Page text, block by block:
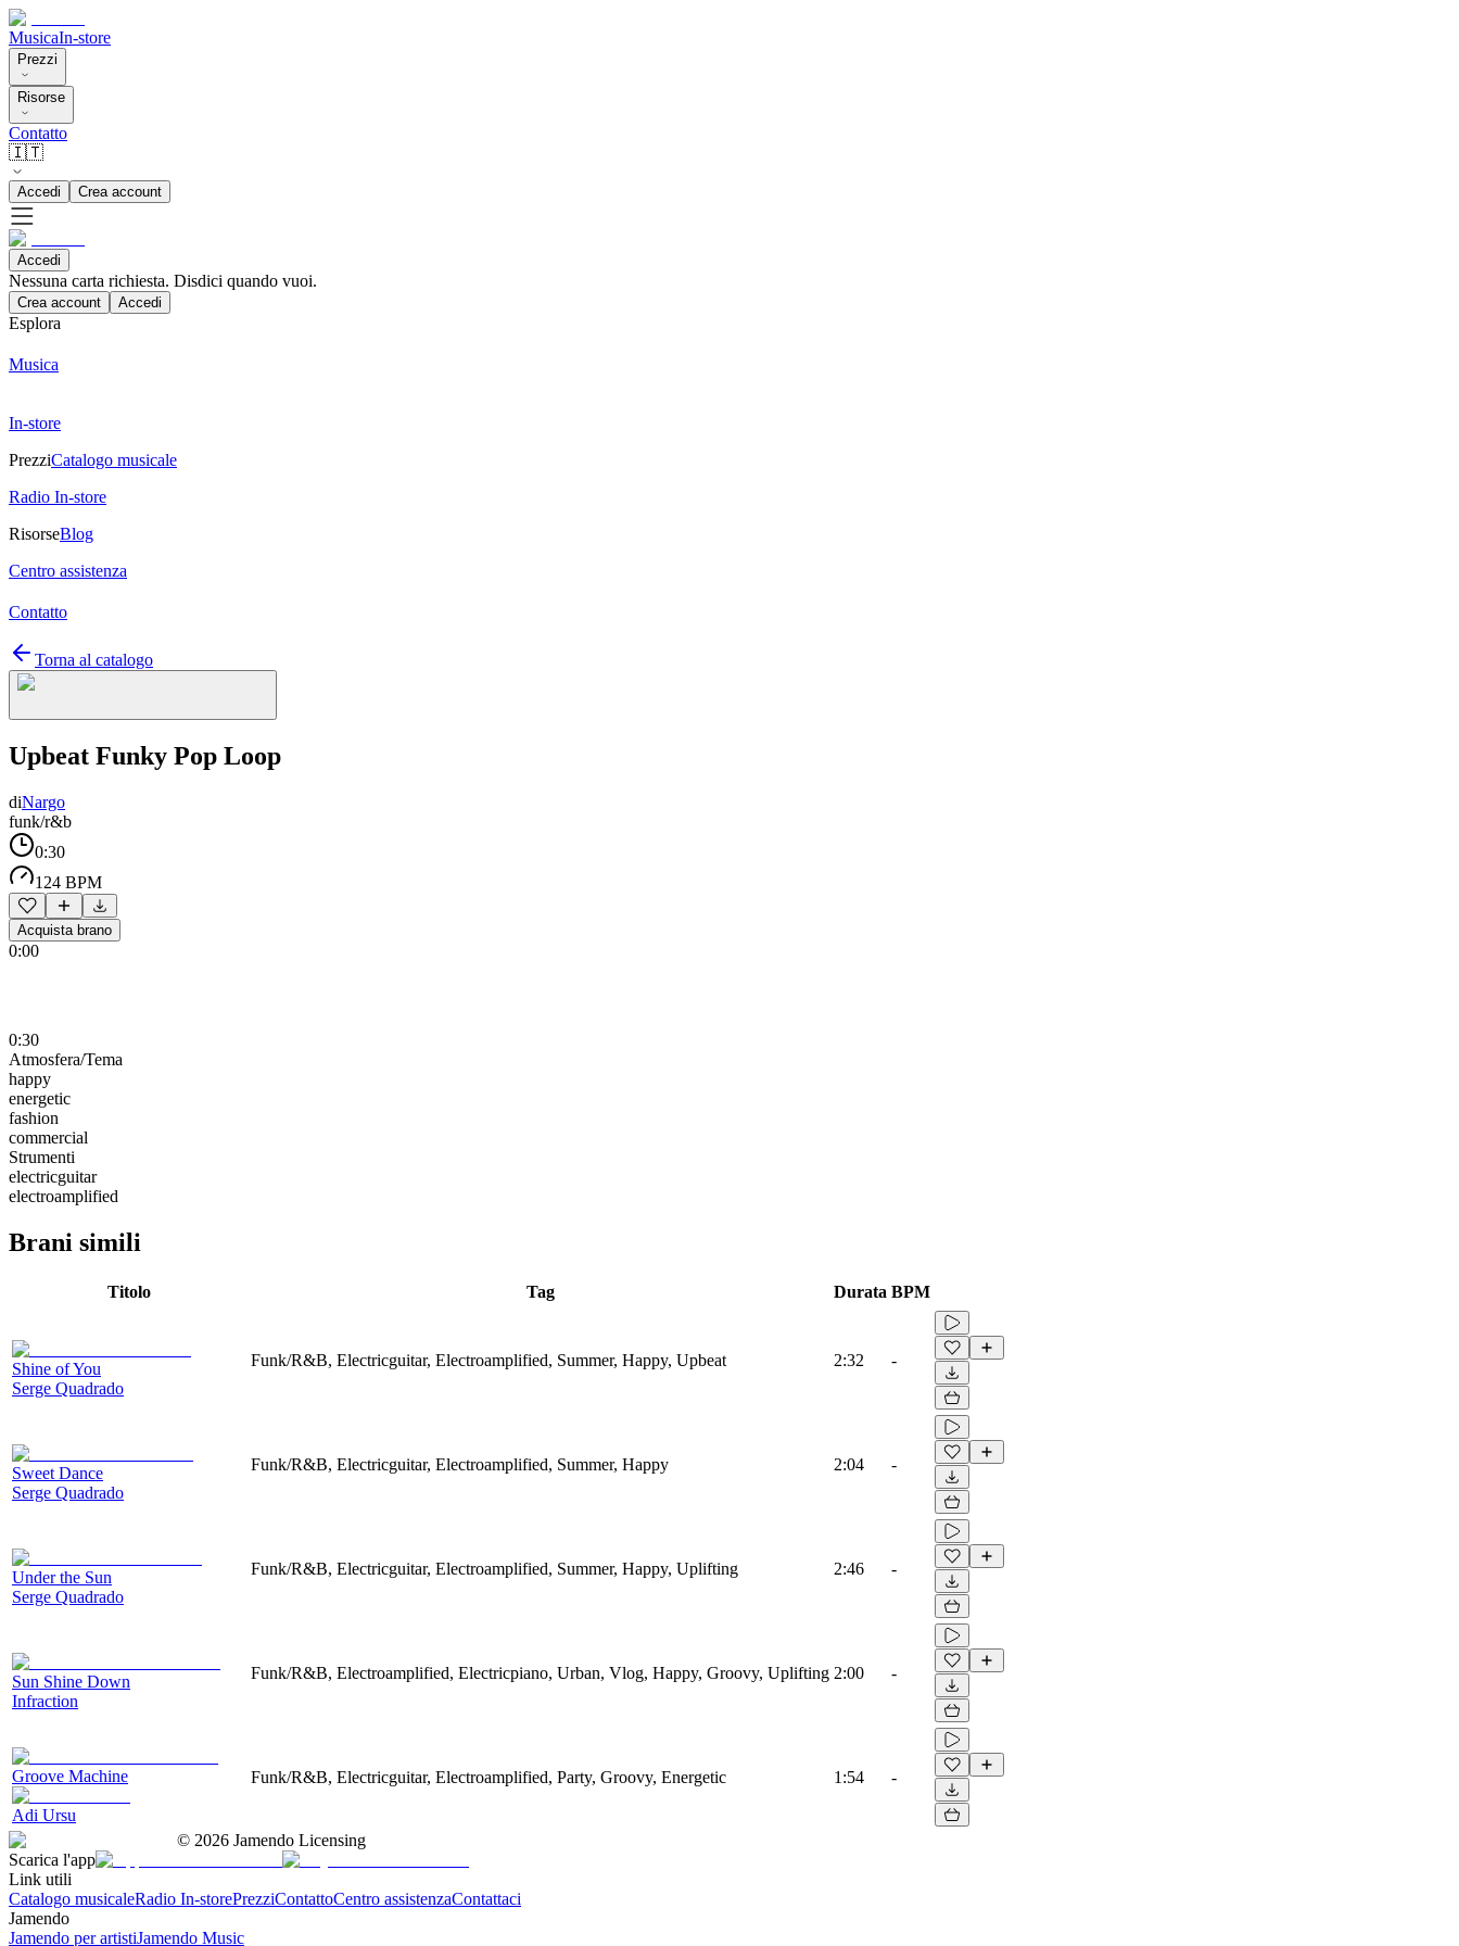
MusicaIn-store
Prezzi
Risorse
Contatto
🇮🇹
Accedi Crea account
Accedi
Nessuna carta richiesta. Disdici quando vuoi.
Crea account Accedi
Esplora
Musica
In-store
PrezziCatalogo musicale
Radio In-store
RisorseBlog
Centro assistenza
Contatto
Torna al catalogo
Upbeat Funky Pop Loop
diNargo
funk/r&b
0:30
124 BPM
Acquista brano
0:00
0:30
Atmosfera/Tema
happy
energetic
fashion
commercial
Strumenti
electricguitar
electroamplified
Brani simili
Titolo Tag Durata BPM
Shine of You
Serge Quadrado
Funk/R&B, Electricguitar, Electroamplified, Summer, Happy, Upbeat 2:32 -
Sweet Dance
Serge Quadrado
Funk/R&B, Electricguitar, Electroamplified, Summer, Happy 2:04 -
Under the Sun
Serge Quadrado
Funk/R&B, Electricguitar, Electroamplified, Summer, Happy, Uplifting 2:46 -
Sun Shine Down
Infraction
Funk/R&B, Electroamplified, Electricpiano, Urban, Vlog, Happy, Groovy, Uplifting 2:00 -
Groove Machine
Adi Ursu
Funk/R&B, Electricguitar, Electroamplified, Party, Groovy, Energetic 1:54 -
© 2026 Jamendo Licensing
Scarica l'app
Link utili
Catalogo musicaleRadio In-storePrezziContattoCentro assistenzaContattaci
Jamendo
Jamendo per artistiJamendo Music